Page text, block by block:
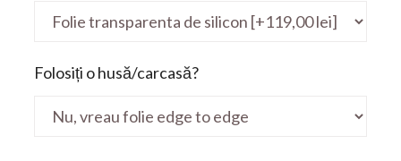
Folosiți o husă/carcasă?